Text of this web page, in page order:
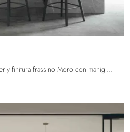
Basi e colonne modello Beverly finitura frassino Moro con maniglia Zen nera. Pensili vetrina con telaio alluminio nero spazzolato e vetro grigio ...